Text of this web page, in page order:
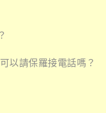
以請保羅接電話嗎？